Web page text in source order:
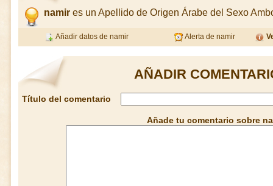
namir es un Apellido de Origen Árabe del Sexo
Añadir datos de namir Alerta de namir
AÑADIR
Título del comentario
Añade tu comentario sobre